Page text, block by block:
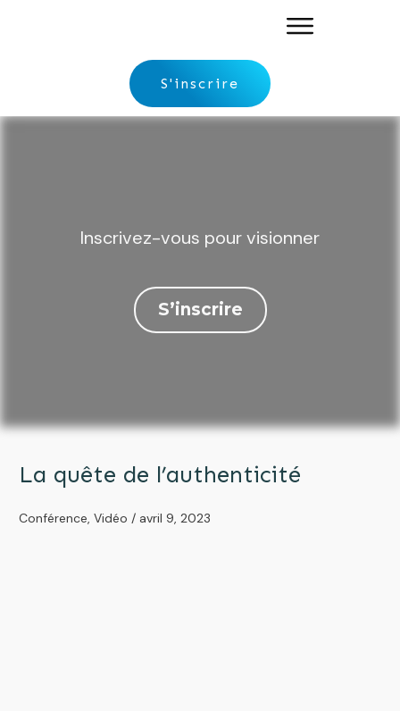
S'inscrire
Inscrivez-vous pour visionner
S’inscrire
La quête de l’authenticité
Conférence, Vidéo / avril 9, 2023